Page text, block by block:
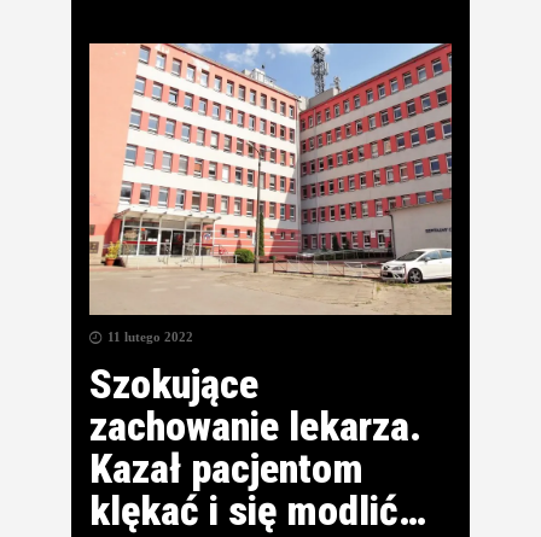
11 lutego 2022
Szokujące
zachowanie lekarza.
Kazał pacjentom
klękać i się modlić…